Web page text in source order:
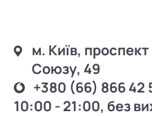
м. Київ,
Союзу, 49
+380 (66) 866 42
10:00 - 21:00, без